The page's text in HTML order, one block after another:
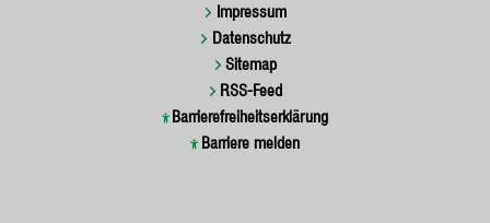
Impressum
Datenschutz
Sitemap
RSS-Feed
Barrierefreiheitserklärung
Barriere melden